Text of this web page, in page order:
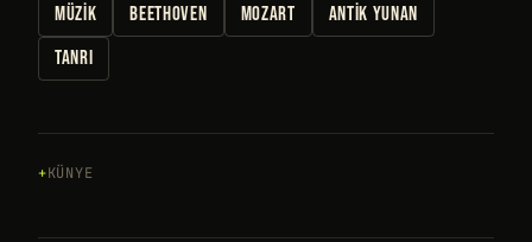
MÜZIK BEETHOVEN MOZART
ANTIK YUNAN
TANRI
KÜNYE